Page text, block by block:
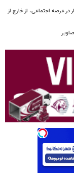
عرصه اجتماعی، از خارج از